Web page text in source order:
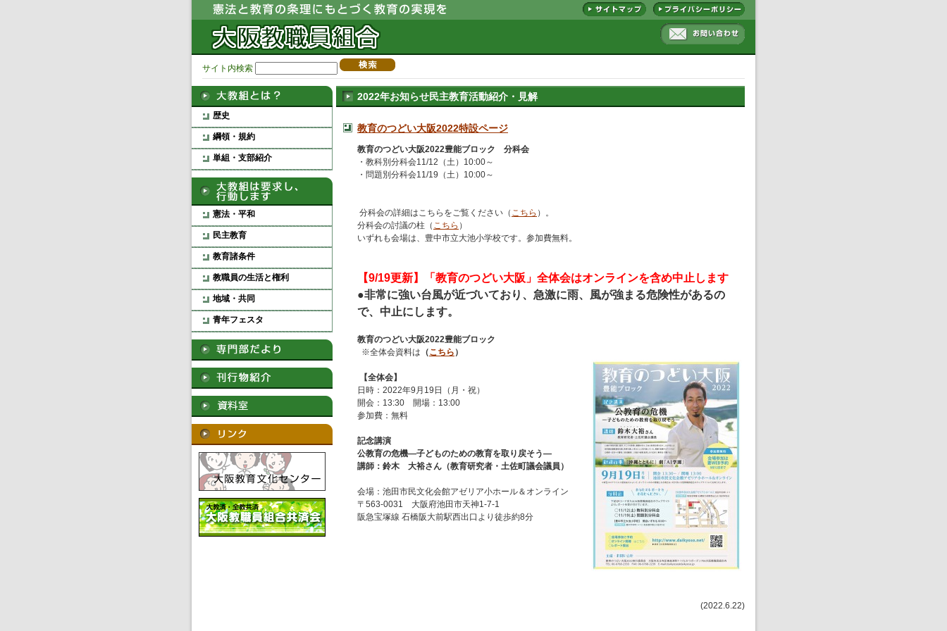
サイト内検索
2022年お知らせ民主教育活動紹介・見解
教育のつどい大阪2022特設ページ
教育のつどい大阪2022豊能ブロック 分科会
・教科別分科会11/12（土）10:00～
・問題別分科会11/19（土）10:00～
分科会の詳細はこちらをご覧ください（ こちら ）。
分科会の討議の柱（ こちら ）
いずれも会場は、豊中市立大池小学校です。参加費無料。
【9/19更新】「教育のつどい大阪」全体会はオンラインを含め中止します
●非常に強い台風が近づいており、急激に雨、風が強まる危険性があるの
で、中止にします。
教育のつどい大阪2022豊能ブロック
※全体会資料は （こちら ）
【全体会】
日時：2022年9月19日（月・祝）
開会：13:30 開場：13:00
参加費：無料
記念講演
公教育の危機―子どものための教育を取り戻そう―
講師：鈴木 大裕さん（教育研究者・土佐町議会議員）
会場：池田市民文化会館アゼリア小ホール＆オンライン
〒563-0031 大阪府池田市天神1-7-1
阪急宝塚線 石橋阪大前駅西出口より徒歩約8分
(2022.6.22)
歴史
綱領・規約
単組・支部紹介
憲法・平和
民主教育
教育諸条件
教職員の生活と権利
地域・共同
青年フェスタ